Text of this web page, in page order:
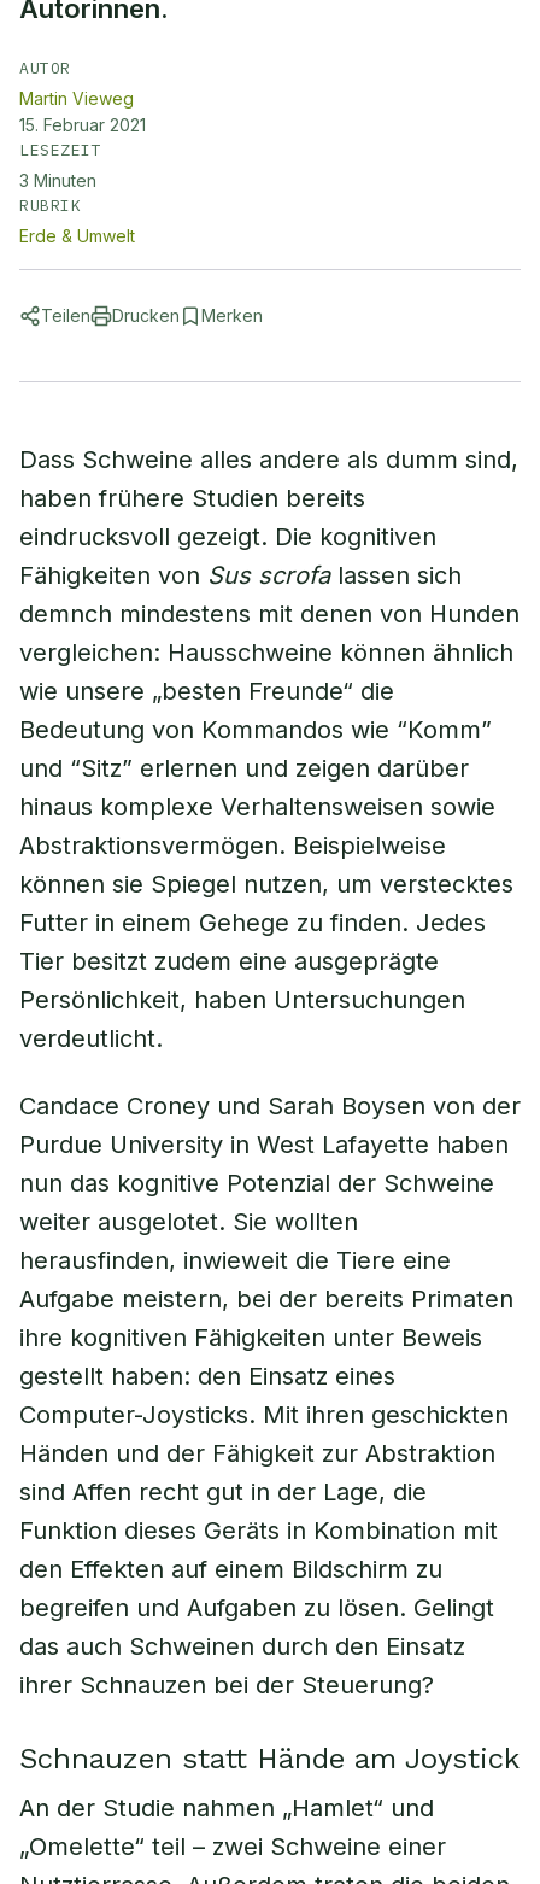
Autorinnen.
AUTOR
Martin Vieweg
15. Februar 2021
LESEZEIT
3 Minuten
RUBRIK
Erde & Umwelt
Teilen Drucken Merken
Dass Schweine alles andere als dumm sind,
haben frühere Studien bereits
eindrucksvoll gezeigt. Die kognitiven
Fähigkeiten von Sus scrofalassen sich
demnch mindestens mit denen von Hunden
vergleichen: Hausschweine können ähnlich
wie unsere „besten Freunde“ die
Bedeutung von Kommandos wie “Komm”
und “Sitz” erlernen und zeigen darüber
hinaus komplexe Verhaltensweisen sowie
Abstraktionsvermögen. Beispielweise
können sie Spiegel nutzen, um verstecktes
Futter in einem Gehege zu finden. Jedes
Tier besitzt zudem eine ausgeprägte
Persönlichkeit, haben Untersuchungen
verdeutlicht.
Candace Croney und Sarah Boysen von der
Purdue University in West Lafayette haben
nun das kognitive Potenzial der Schweine
weiter ausgelotet. Sie wollten
herausfinden, inwieweit die Tiere eine
Aufgabe meistern, bei der bereits Primaten
ihre kognitiven Fähigkeiten unter Beweis
gestellt haben: den Einsatz eines
Computer-Joysticks. Mit ihren geschickten
Händen und der Fähigkeit zur Abstraktion
sind Affen recht gut in der Lage, die
Funktion dieses Geräts in Kombination mit
den Effekten auf einem Bildschirm zu
begreifen und Aufgaben zu lösen. Gelingt
das auch Schweinen durch den Einsatz
ihrer Schnauzen bei der Steuerung?
Schnauzen statt Hände am Joystick
An der Studie nahmen „Hamlet“ und
„Omelette“ teil – zwei Schweine einer